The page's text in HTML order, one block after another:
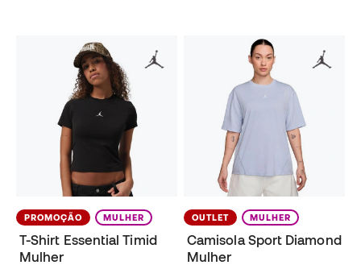
PROMOÇÃO MULHER
T-Shirt Essential Timid
Mulher
OUTLET MULHER
Camisola Sport Diamond
Mulher